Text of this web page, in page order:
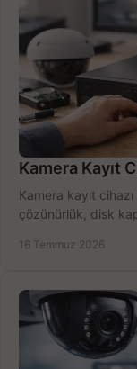
Kamera Kayıt
Kamera kayıt
çözünürlük, disk
16 Temmuz 2026